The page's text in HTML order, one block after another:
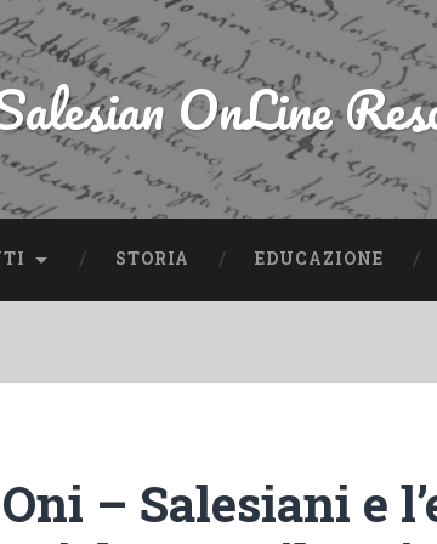
OnLine
STORIA EDUCAZIONE
– Salesiani e